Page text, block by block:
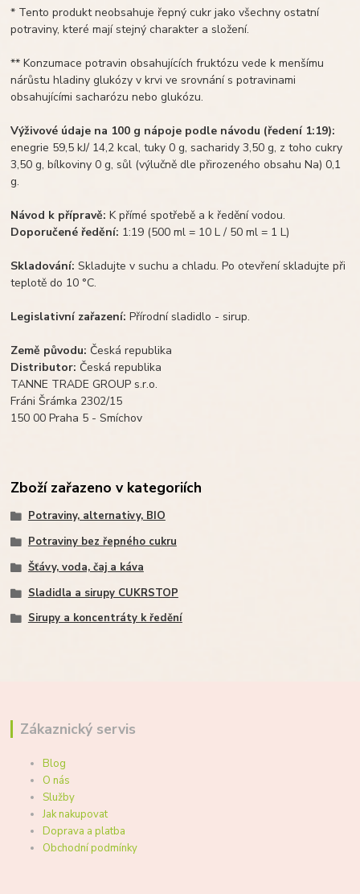
* Tento produkt neobsahuje řepný cukr jako všechny ostatní
potraviny, které mají stejný charakter a složení.
** Konzumace potravin obsahujících fruktózu vede k menšímu
nárůstu hladiny glukózy v krvi ve srovnání s potravinami
obsahujícími sacharózu nebo glukózu.
Výživové údaje na 100 g nápoje podle návodu (ředení 1:19):
enegrie 59,5 kJ/ 14,2 kcal, tuky 0 g, sacharidy 3,50 g, z toho cukry
3,50 g, bílkoviny 0 g, sůl (výlučně dle přirozeného obsahu Na) 0,1
g.
Návod k přípravě:K přímé spotřebě a k ředění vodou.
Doporučené ředění: 1:19 (500 ml = 10 L / 50 ml = 1 L)
Skladování: Skladujte v suchu a chladu. Po otevření skladujte při
teplotě do 10 °C.
Legislativní zařazení: Přírodní sladidlo - sirup.
Země původu: Česká republika
Distributor: Česká republika
TANNE TRADE GROUP s.r.o.
Fráni Šrámka 2302/15
150 00 Praha 5 - Smíchov
Zboží zařazeno v kategoriích
Potraviny, alternativy, BIO
Potraviny bez řepného cukru
Šťávy, voda, čaj a káva
Sladidla a sirupy CUKRSTOP
Sirupy a koncentráty k ředění
Zákaznický servis
Blog
O nás
Služby
Jak nakupovat
Doprava a platba
Obchodní podmínky